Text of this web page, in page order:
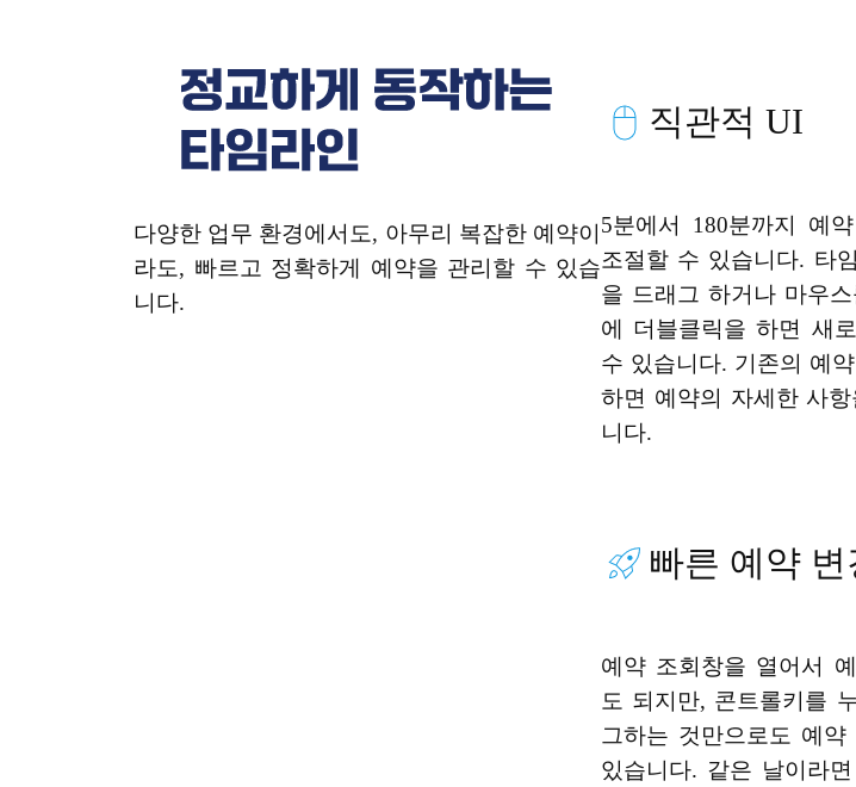
다양한 업무 환경에서도, 아무리 복잡한 예약이
라도, 빠르고 정확하게 예약을 관리할 수 있습
니다.
직관적 UI
5분에서 180분까지 예
조절할 수 있습니다. 타
을 드래그 하거나 마우
에 더블클릭을 하면 새
수 있습니다. 기존의 예
하면 예약의 자세한 사
니다.
빠른 예약 변
예약 조회창을 열어서
도 되지만, 콘트롤키를
그하는 것만으로도 예
있습니다. 같은 날이라